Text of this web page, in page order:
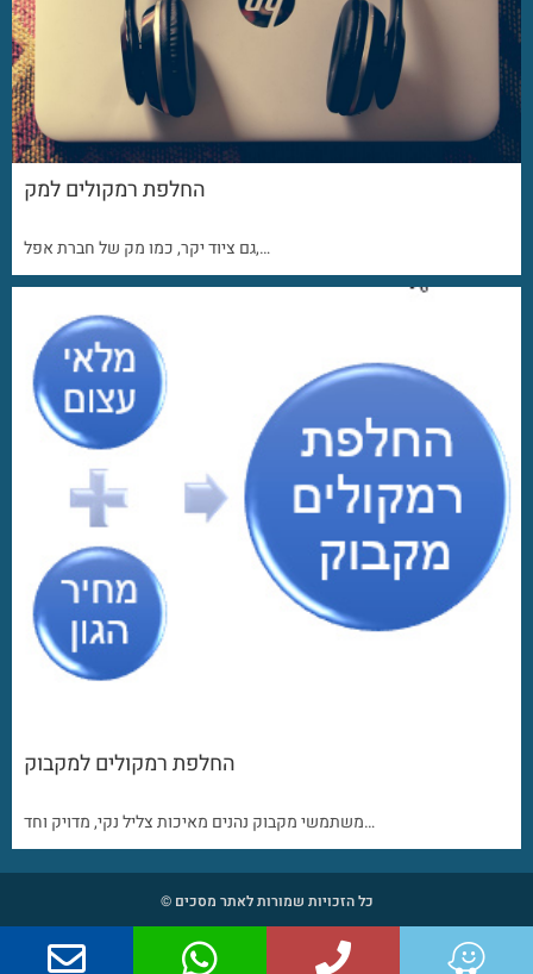
החלפת רמקולים למק
גם ציוד יקר, כמו מק של חברת אפל,…
החלפת רמקולים למקבוק
משתמשי מקבוק נהנים מאיכות צליל נקי, מדויק וחד…
כל הזכויות שמורות לאתר מסכים ©